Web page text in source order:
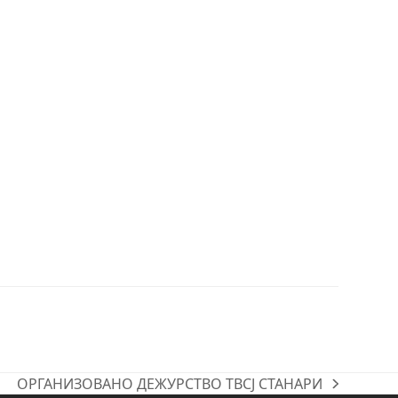
next
ОРГАНИЗОВАНО ДЕЖУРСТВО ТВСЈ СТАНАРИ